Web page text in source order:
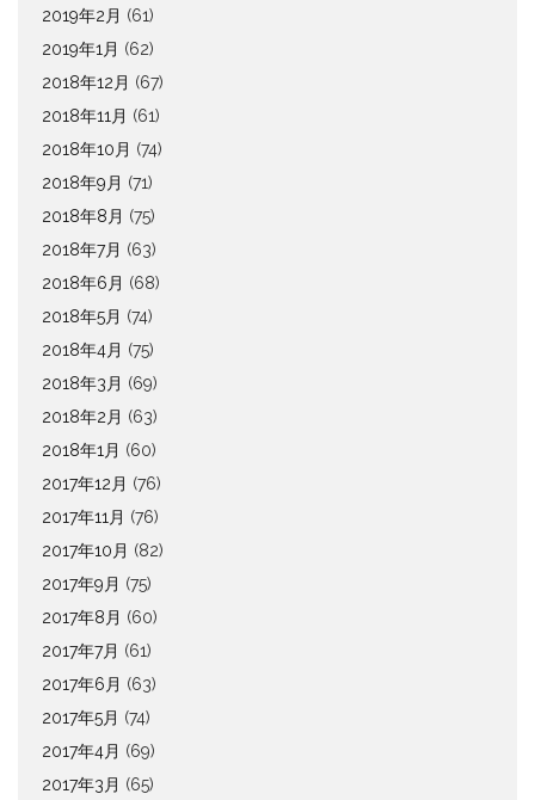
2019年2月 (61)
2019年1月 (62)
2018年12月 (67)
2018年11月 (61)
2018年10月 (74)
2018年9月 (71)
2018年8月 (75)
2018年7月 (63)
2018年6月 (68)
2018年5月 (74)
2018年4月 (75)
2018年3月 (69)
2018年2月 (63)
2018年1月 (60)
2017年12月 (76)
2017年11月 (76)
2017年10月 (82)
2017年9月 (75)
2017年8月 (60)
2017年7月 (61)
2017年6月 (63)
2017年5月 (74)
2017年4月 (69)
2017年3月 (65)